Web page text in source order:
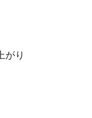
がり